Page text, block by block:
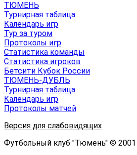
ТЮМЕНЬ
Турнирная таблица
Календарь игр
Тур за туром
Протоколы игр
Статистика команды
Статистика игроков
Бетсити Кубок России
ТЮМЕНЬ-ДУБЛЬ
Турнирная таблица
Календарь игр
Протоколы матчей
Версия для слабовидящих
Футбольный клуб "Тюмень" © 2001